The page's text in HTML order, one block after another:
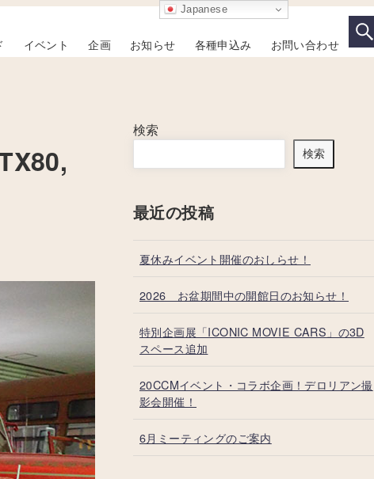
イベント 企画 お知らせ 各種申込み お問い合わせ
検索
検索
最近の投稿
夏休みイベント開催のおしらせ！
2026 お盆期間中の開館日のお知らせ！
特別企画展「ICONIC MOVIE CARS」の3D
スペース追加
20CCMイベント・コラボ企画！デロリアン撮
影会開催！
6月ミーティングのご案内
Japanese